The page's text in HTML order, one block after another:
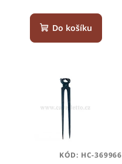
Do košíku
KÓD: HC-369966